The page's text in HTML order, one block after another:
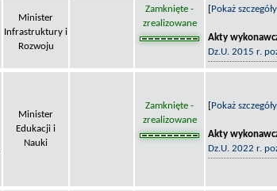
Minister
Infrastruktury i
Rozwoju
Zamknięte -
zrealizowane
Pokaż szczegóły
Akty
Dz.U. 2015 r.
Minister
Edukacji i
Nauki
Zamknięte -
zrealizowane
Pokaż szczegóły
Akty
Dz.U. 2022 r.